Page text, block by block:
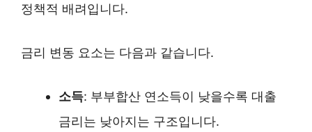
정책적 배려입니다.
금리 변동 요소는 다음과 같습니다.
소득: 부부합산 연소득이 낮을수록 대출
금리는 낮아지는 구조입니다.